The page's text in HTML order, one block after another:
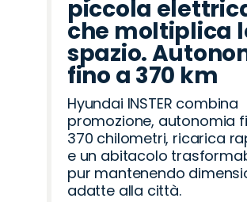
piccola
che moltiplica
spazio.
fino a 370 km
Hyundai INSTER combina
promozione, autonomia
370 chilometri, ricarica
e un abitacolo
pur mantenendo
adatte alla città.